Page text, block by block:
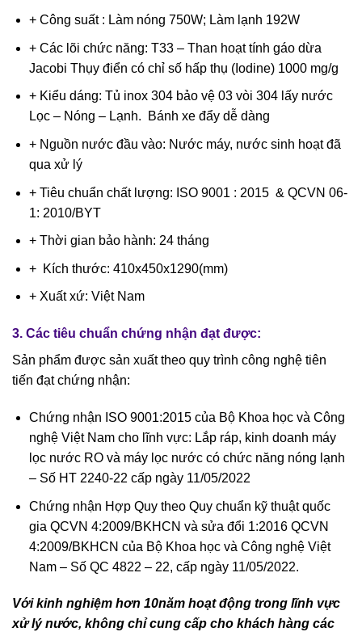
+ Công suất : Làm nóng 750W; Làm lạnh 192W
+ Các lõi chức năng: T33 – Than hoạt tính gáo dừa
Jacobi Thụy điển có chỉ số hấp thụ (Iodine) 1000 mg/g
+ Kiểu dáng: Tủ inox 304 bảo vệ 03 vòi 304 lấy nước
Lọc – Nóng – Lạnh. Bánh xe đẩy dễ dàng
+ Nguồn nước đầu vào: Nước máy, nước sinh hoạt đã
qua xử lý
+ Tiêu chuẩn chất lượng: ISO 9001 : 2015 & QCVN 06-
1: 2010/BYT
+ Thời gian bảo hành: 24 tháng
+ Kích thước: 410x450x1290(mm)
+ Xuất xứ: Việt Nam
3. Các tiêu chuẩn chứng nhận đạt được:
Sản phẩm được sản xuất theo quy trình công nghệ tiên
tiến đạt chứng nhận:
Chứng nhận ISO 9001:2015 của Bộ Khoa học và Công
nghệ Việt Nam cho lĩnh vực: Lắp ráp, kinh doanh máy
lọc nước RO và máy lọc nước có chức năng nóng lạnh
– Số HT 2240-22 cấp ngày 11/05/2022
Chứng nhận Hợp Quy theo Quy chuẩn kỹ thuật quốc
gia QCVN 4:2009/BKHCN và sửa đổi 1:2016 QCVN
4:2009/BKHCN của Bộ Khoa học và Công nghệ Việt
Nam – Số QC 4822 – 22, cấp ngày 11/05/2022.
Với kinh nghiệm hơn 10năm hoạt động trong lĩnh vực
xử lý nước, không chỉ cung cấp cho khách hàng các